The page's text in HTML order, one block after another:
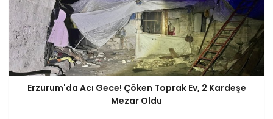
Erzurum'da Acı Gece! Çöken Toprak Ev, 2 Kardeşe
Mezar Oldu